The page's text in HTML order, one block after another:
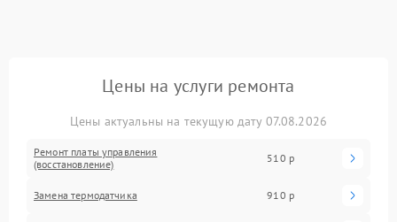
Цены на услуги ремонта
Цены актуальны на текущую дату 07.08.2026
Ремонт платы управления
(восстановление)
510 р
Замена термодатчика 910 р